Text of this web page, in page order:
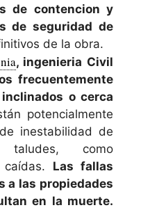
de contencion y
de seguridad de
de la obra.
, ingenieria Civil
frecuentemente
o cerca
potencialmente
inestabilidad de
como
Las fallas
a las propiedades
en la muerte.